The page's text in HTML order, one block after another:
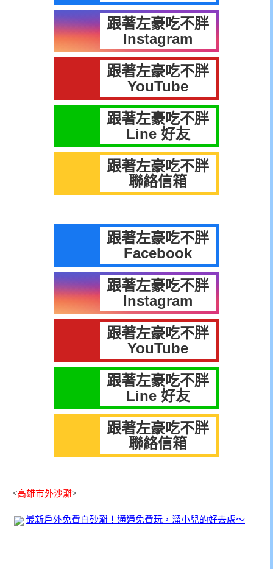
跟著左豪吃不胖
Instagram
跟著左豪吃不胖
YouTube
跟著左豪吃不胖
Line 好友
跟著左豪吃不胖
聯絡信箱
跟著左豪吃不胖
Facebook
跟著左豪吃不胖
Instagram
跟著左豪吃不胖
YouTube
跟著左豪吃不胖
Line 好友
跟著左豪吃不胖
聯絡信箱
<高雄市外沙灘>
最新戶外免費白砂灘！通通免費玩，溜小兒的好去處～